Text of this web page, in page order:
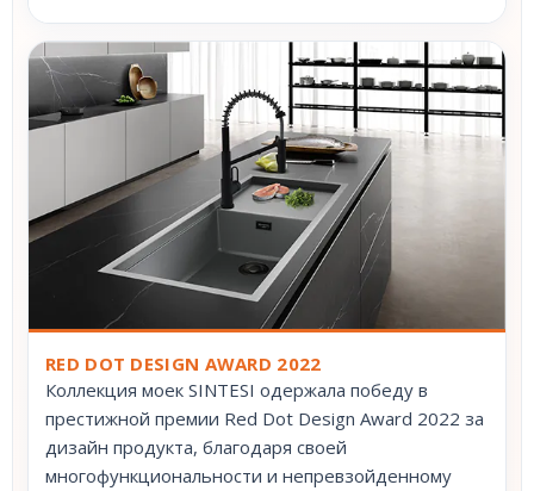
RED DOT DESIGN AWARD 2022
Коллекция моек SINTESI одержала победу в
престижной премии Red Dot Design Award 2022 за
дизайн продукта, благодаря своей
многофункциональности и непревзойденному